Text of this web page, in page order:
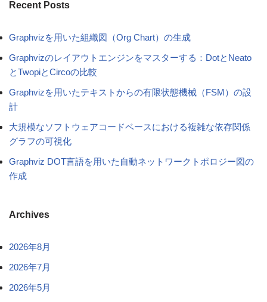
Recent Posts
Graphvizを用いた組織図（Org Chart）の生成
Graphvizのレイアウトエンジンをマスターする：DotとNeato
とTwopiとCircoの比較
Graphvizを用いたテキストからの有限状態機械（FSM）の設
計
大規模なソフトウェアコードベースにおける複雑な依存関係
グラフの可視化
Graphviz DOT言語を用いた自動ネットワークトポロジー図の
作成
Archives
2026年8月
2026年7月
2026年5月